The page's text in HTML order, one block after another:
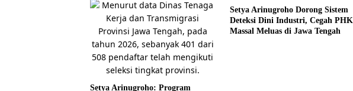
Setya Arinugroho: Program
Setya Arinugroho Dorong Sistem
Deteksi Dini Industri, Cegah PHK
Massal Meluas di Jawa Tengah